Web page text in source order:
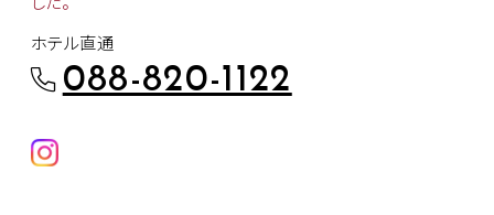
ホテル直通
088-820-1122